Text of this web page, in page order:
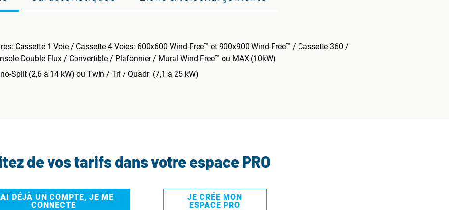
Cassette 1 Voie / Cassette 4 Voies: 600x600 Wind-Free™ et 900x900 Wind-Free™ / Cassette 360 /
Double Flux / Convertible / Plafonnier / Mural Wind-Free™ ou MAX (10kW)
Split (2,6 à 14 kW) ou Twin / Tri / Quadri (7,1 à 25 kW)
de vos tarifs dans votre espace PRO
DÉJÀ UN COMPTE, JE ME
CONNECTE
JE CRÉE MON
ESPACE PRO